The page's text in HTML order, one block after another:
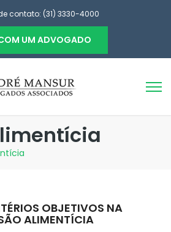
contato: (31) 3330-4000
UM ADVOGADO
OBJETIVOS NA
ALIMENTÍCIA